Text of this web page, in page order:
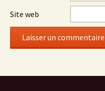
Site web